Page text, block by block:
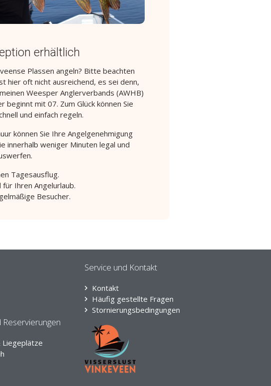
erhältlich
Plassen angeln? Bitte beachten
hier oft nicht ausreichend, es sei denn,
Weesper Anglerverbands (AWHB)
mit 07. Zum Glück können Sie
und einfach regeln.
können Sie Ihre Angelgenehmigung
innerhalb weniger Minuten legal und
Tagesausflug.
für Ihren Angelurlaub.
Besucher.
Liegeplätze
Service und Kontakt
Kontakt
Häufig gestellte Fragen
Stornierungsbedingungen